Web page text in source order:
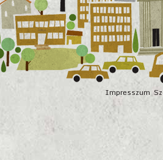
Impresszum